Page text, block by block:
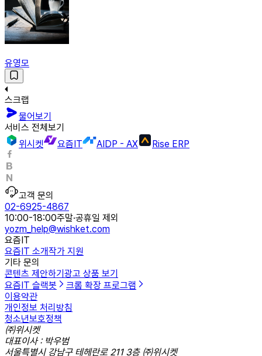
유영모
스크랩
물어보기
서비스 전체보기
위시켓
요즘IT AIDP - AX Rise ERP
고객 문의
02-6925-4867
10:00-18:00주말·공휴일 제외
yozm_help@wishket.com
요즘IT
요즘IT 소개작가 지원
기타 문의
콘텐츠 제안하기 광고 상품 보기
요즘IT 슬랙봇
크롬 확장 프로그램
이용약관
개인정보 처리방침
청소년보호정책
㈜위시켓
대표이사 : 박우범
서울특별시 강남구 테헤란로 211 3층 ㈜위시켓